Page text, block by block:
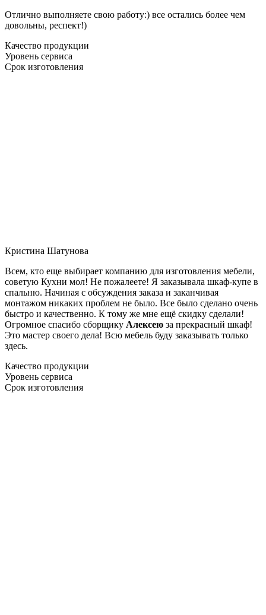
Отлично выполняете свою работу:) все остались более чем
довольны, респект!)
Качество продукции
Уровень сервиса
Срок изготовления
Кристина Шатунова
Всем, кто еще выбирает компанию для изготовления мебели,
советую Кухни мол! Не пожалеете! Я заказывала шкаф-купе в
спальню. Начиная с обсуждения заказа и заканчивая
монтажом никаких проблем не было. Все было сделано очень
быстро и качественно. К тому же мне ещё скидку сделали!
Огромное спасибо сборщику Алексею за прекрасный шкаф!
Это мастер своего дела! Всю мебель буду заказывать только
здесь.
Качество продукции
Уровень сервиса
Срок изготовления